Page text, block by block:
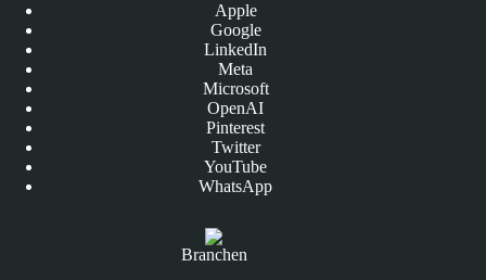
Apple
Google
LinkedIn
Meta
Microsoft
OpenAI
Pinterest
Twitter
YouTube
WhatsApp
Branchen